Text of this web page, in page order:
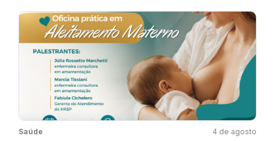
Saúde 4 de agosto